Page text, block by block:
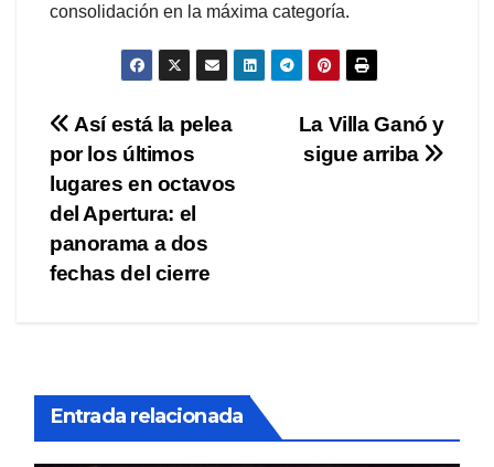
consolidación en la máxima categoría.
Navegación
de
entradas
La Villa Ganó y
sigue arriba
Así está la pelea
por los últimos
lugares en octavos
del Apertura: el
panorama a dos
fechas del cierre
Entrada relacionada